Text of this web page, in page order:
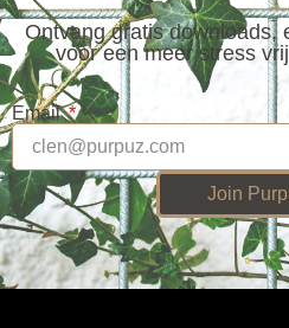
Ontvang gratis downloads,
voor een meer stress
Email
Join